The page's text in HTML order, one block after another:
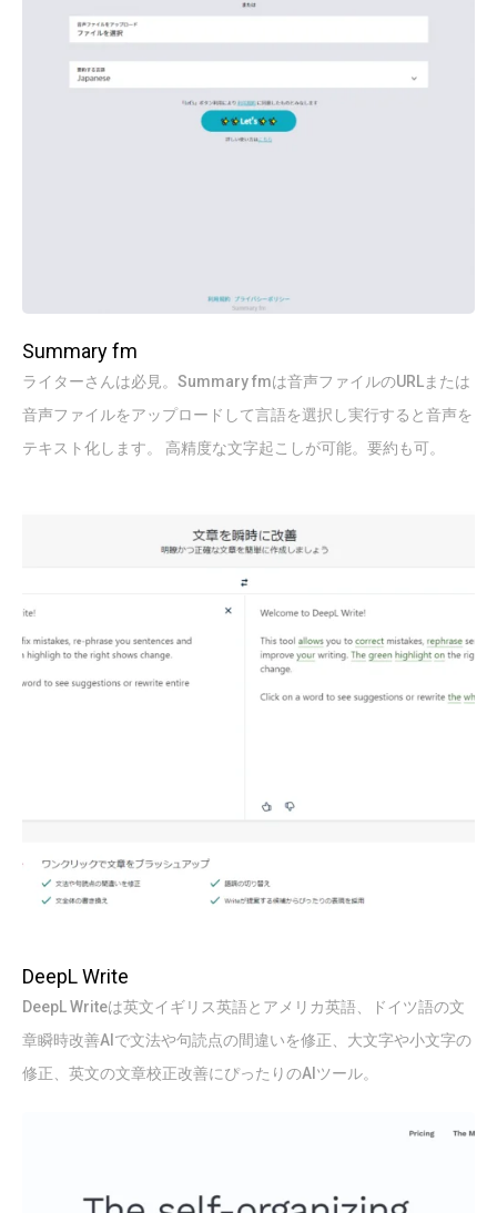
Summary fm
ライターさんは必見。Summary fmは音声ファイルのURLまたは
音声ファイルをアップロードして言語を選択し実行すると音声を
テキスト化します。 高精度な文字起こしが可能。要約も可。
DeepL Write
DeepL Writeは英文イギリス英語とアメリカ英語、ドイツ語の文
章瞬時改善AIで文法や句読点の間違いを修正、大文字や小文字の
修正、英文の文章校正改善にぴったりのAIツール。